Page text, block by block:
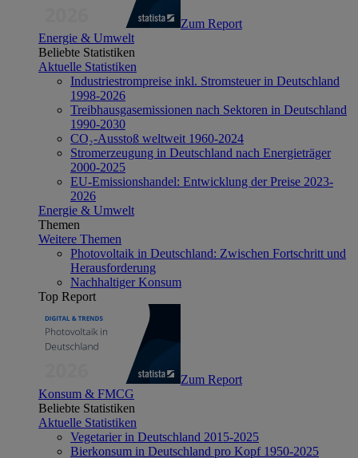
Zum Report
Energie & Umwelt
Beliebte Statistiken
Aktuelle Statistiken
Industriestrompreise inkl. Stromsteuer in Deutschland
1998-2026
Treibhausgasemissionen nach Sektoren in Deutschland
1990-2030
CO₂-Ausstoß weltweit 1960-2024
Stromerzeugung in Deutschland nach Energieträger
2000-2025
EU-Emissionshandel: Entwicklung der Preise 2023-
2026
Energie & Umwelt
Themen
Weitere Themen
Photovoltaik in Deutschland: Zwischen Fortschritt und
Herausforderung
Nachhaltiger Konsum
Top Report
Zum Report
Konsum & FMCG
Beliebte Statistiken
Aktuelle Statistiken
Vegetarier in Deutschland 2015-2025
Bierkonsum in Deutschland pro Kopf 1950-2025